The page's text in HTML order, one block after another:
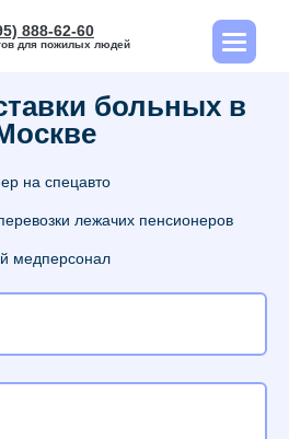
888-62-60
для пожилых людей
больных в
на спецавто
лежачих пенсионеров
медперсонал